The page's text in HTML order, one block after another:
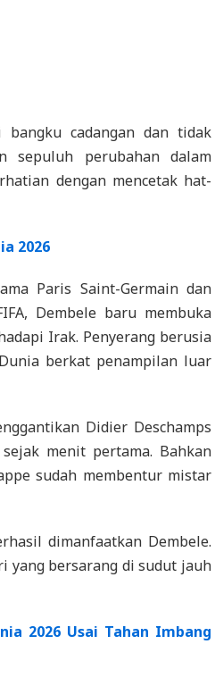
bangku cadangan dan tidak
sepuluh perubahan dalam
dengan mencetak hat-
2026
Paris Saint-Germain dan
Dembele baru membuka
Irak. Penyerang berusia
berkat penampilan luar
Didier Deschamps
menit pertama. Bahkan
sudah membentur mistar
dimanfaatkan Dembele.
yang bersarang di sudut jauh
2026 Usai Tahan Imbang